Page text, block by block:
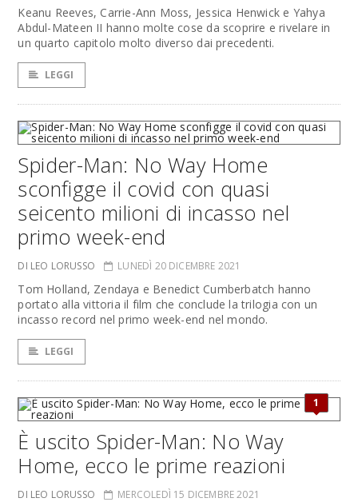
Keanu Reeves, Carrie-Ann Moss, Jessica Henwick e Yahya
Abdul-Mateen II hanno molte cose da scoprire e rivelare in
un quarto capitolo molto diverso dai precedenti.
LEGGI
Spider-Man: No Way Home
sconfigge il covid con quasi
seicento milioni di incasso nel
primo week-end
DI LEO LORUSSO LUNEDÌ 20 DICEMBRE 2021
Tom Holland, Zendaya e Benedict Cumberbatch hanno
portato alla vittoria il film che conclude la trilogia con un
incasso record nel primo week-end nel mondo.
LEGGI
1
È uscito Spider-Man: No Way
Home, ecco le prime reazioni
DI LEO LORUSSO MERCOLEDÌ 15 DICEMBRE 2021